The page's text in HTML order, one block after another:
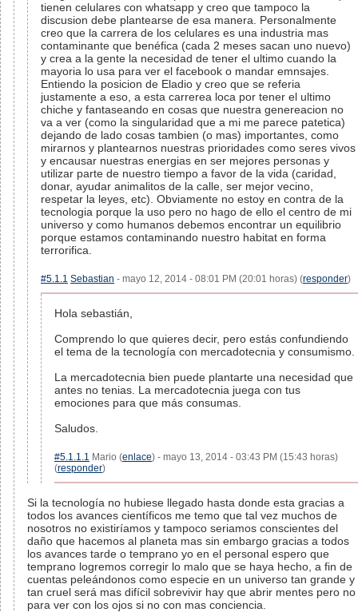
tienen celulares con whatsapp y creo que tampoco la
discusion debe plantearse de esa manera. Personalmente
creo que la carrera de los celulares es una industria mas
contaminante que benéfica (cada 2 meses sacan uno nuevo)
y crea a la gente la necesidad de tener el ultimo cuando la
mayoria lo usa para ver el facebook o mandar emnsajes.
Entiendo la posicion de Eladio y creo que se referia
justamente a eso, a esta carrerea loca por tener el ultimo
chiche y fantaseando en cosas que nuestra genereacion no
va a ver (como la singularidad que a mi me parece patetica)
dejando de lado cosas tambien (o mas) importantes, como
mirarnos y plantearnos nuestras prioridades como seres vivos
y encausar nuestras energias en ser mejores personas y
utilizar parte de nuestro tiempo a favor de la vida (caridad,
donar, ayudar animalitos de la calle, ser mejor vecino,
respetar la leyes, etc). Obviamente no estoy en contra de la
tecnologia porque la uso pero no hago de ello el centro de mi
universo y como humanos debemos encontrar un equilibrio
porque estamos contaminando nuestro habitat en forma
terrorifica.
#5.1.1 Sebastian - mayo 12, 2014 - 08:01 PM (20:01 horas) (responder)
Hola sebastián,
Comprendo lo que quieres decir, pero estás confundiendo
el tema de la tecnología con mercadotecnia y consumismo.
La mercadotecnia bien puede plantarte una necesidad que
antes no tenias. La mercadotecnia juega con tus
emociones para que más consumas.
Saludos.
#5.1.1.1 Mario (enlace) - mayo 13, 2014 - 03:43 PM (15:43 horas)
(responder)
Si la tecnología no hubiese llegado hasta donde esta gracias a
todos los avances científicos me temo que tal vez muchos de
nosotros no existiríamos y tampoco seriamos conscientes del
daño que hacemos al planeta mas sin embargo gracias a todos
los avances tarde o temprano yo en el personal espero que
temprano logremos corregir lo malo que se haya hecho, a fin de
cuentas peleándonos como especie en un universo tan grande y
tan cruel será mas difícil sobrevivir hay que abrir mentes pero no
para ver con los ojos si no con mas conciencia.